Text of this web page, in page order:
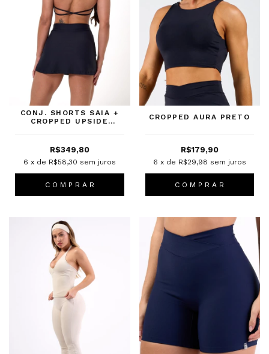
CONJ. SHORTS SAIA +
CROPPED UPSIDE
R$349,80
6 x de R$58,30 sem juros
C O M P R A R
CROPPED AURA PRETO
R$179,90
6 x de R$29,98 sem juros
C O M P R A R